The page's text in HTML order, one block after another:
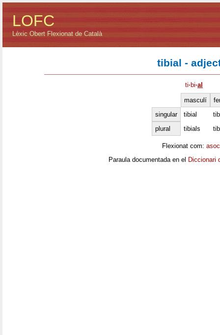
LOFC
Lèxic Obert Flexionat de Català
tibial -
ti· bi·al
masculí
singular
tibial
plural
tibials
Flexionat com:
Paraula documentada en el Diccionari